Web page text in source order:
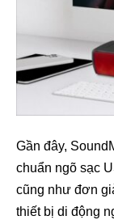
Gần đây,
chuẩn ngõ sạc
cũng như đơn
thiết bị di động